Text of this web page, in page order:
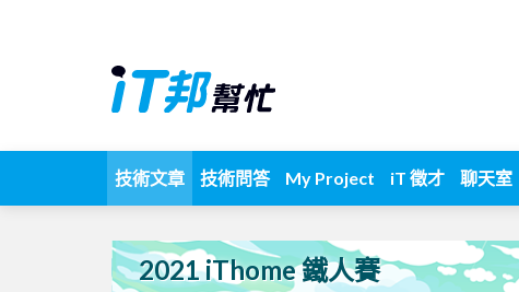
技術文章 技術問答 My Project iT 徵才 聊天室
2021 iThome 鐵人賽